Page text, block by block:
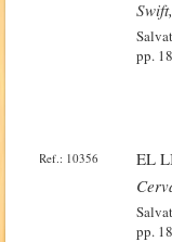
pp.
Ref.: 10356
EL
pp.